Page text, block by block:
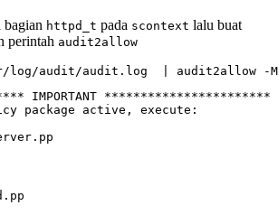
bagian httpd_t pada scontext lalu buat
perintah audit2allow
log/audit/audit.log
audit2allow -